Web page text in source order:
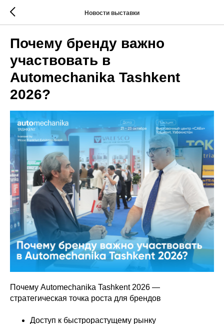
Новости выставки
Почему бренду важно
участвовать в
Automechanika Tashkent
2026?
Почему Automechanika Tashkent 2026 —
стратегическая точка роста для брендов
Доступ к быстрорастущему рынку